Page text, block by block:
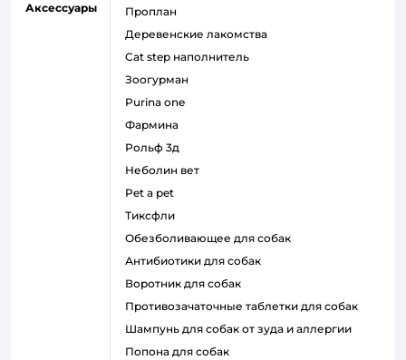
Аксессуары
проплан
деревенские лакомства
cat step наполнитель
зоогурман
purina one
фармина
рольф 3д
неболин вет
pet a pet
тиксфли
обезболивающее для собак
антибиотики для собак
воротник для собак
противозачаточные таблетки для собак
шампунь для собак от зуда и аллергии
попона для собак